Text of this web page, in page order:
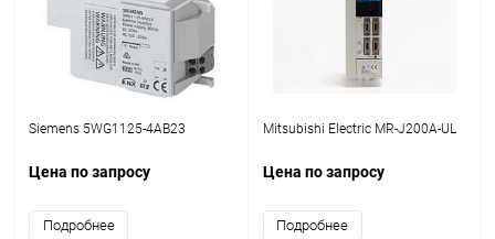
Siemens 5WG1125-4AB23
Цена по запросу
Подробнее
Mitsubishi Electric MR-J200A-UL
Цена по запросу
Подробнее